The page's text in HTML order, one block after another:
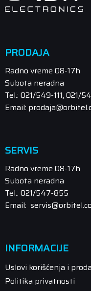
PRODAJA
Radno vreme 08-17h
Subota neradna
Tel.: 021/549-111, 021/
Email:
SERVIS
Radno vreme 08-17h
Subota neradna
Tel.: 021/547-855
Email:
INFORMACIJE
Uslovi korišćenja i
Politika privatnosti